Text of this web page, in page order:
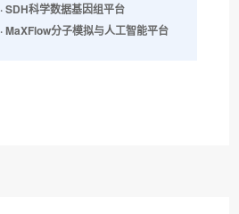
· SDH科学数据基因组平台
· MaXFlow分子模拟与人工智能平台